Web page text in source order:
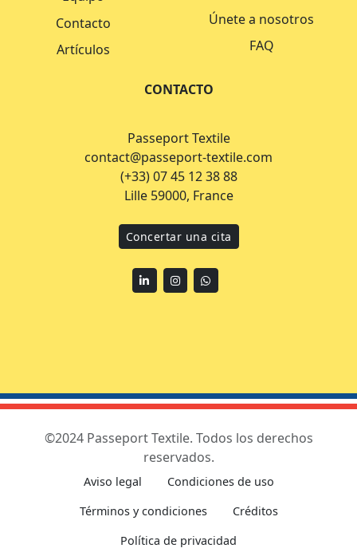
Contacto
Artículos
Únete a nosotros
FAQ
CONTACTO
Passeport Textile
contact@passeport-textile.com
(+33) 07 45 12 38 88
Lille 59000, France
Concertar una cita
LinkedinInstagramWhatsApp
©2024 Passeport Textile. Todos los derechos
reservados.
Aviso legal
Condiciones de uso
Términos y condiciones
Créditos
Política de privacidad